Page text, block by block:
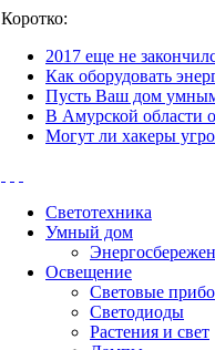
Коротко:
2017 еще не
Как оборудовать
Пусть Ваш дом
В Амурской области
Могут ли хакеры
Светотехника
Умный дом
Освещение
Световые
Светодиоды
Растения и свет